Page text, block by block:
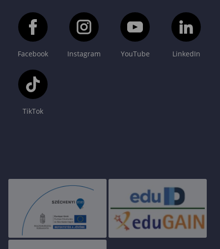
Facebook Instagram YouTube LinkedIn
TikTok